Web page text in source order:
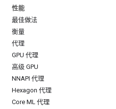
性能
最佳做法
衡量
代理
GPU 代理
高级 GPU
NNAPI 代理
Hexagon 代理
Core ML 代理